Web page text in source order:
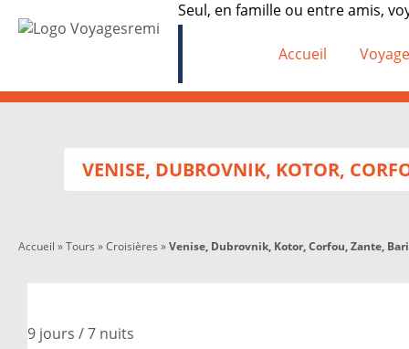
Seul, en famille ou entre amis,
Accueil
VENISE, DUBROVNIK, KOTOR,
Accueil »Tours »Croisières »Venise, Dubrovnik, Kotor, Corfou, Zante, Bari
9 jours / 7 nuits